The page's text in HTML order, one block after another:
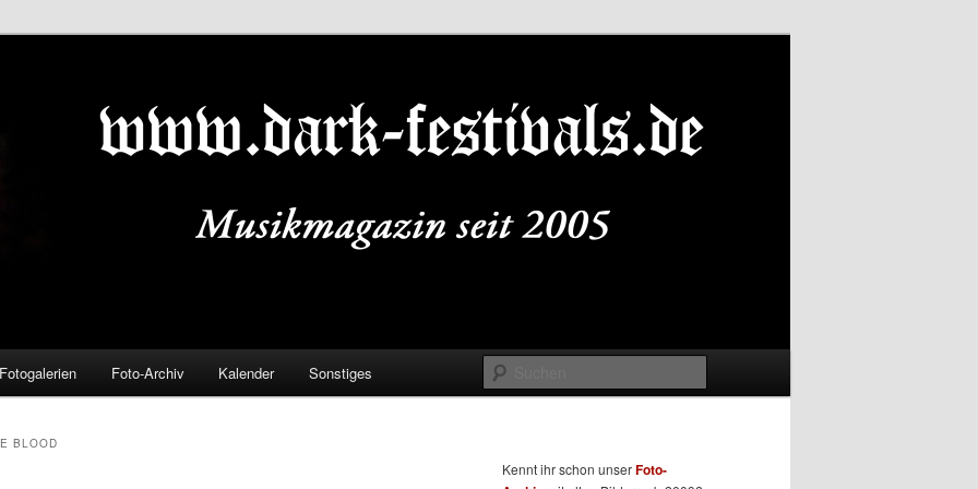
Fotogalerien Foto-Archiv Kalender Sonstiges
BLOOD
Kennt ihr schon unserFoto-